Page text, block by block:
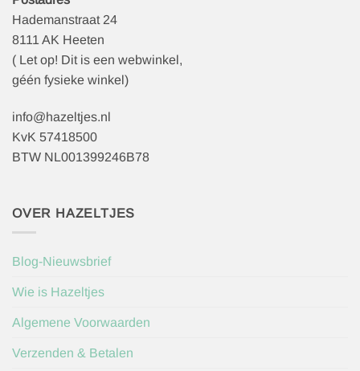
Hademanstraat 24
8111 AK Heeten
( Let op! Dit is een webwinkel,
géén fysieke winkel)
info@hazeltjes.nl
KvK 57418500
BTW NL001399246B78
OVER HAZELTJES
Blog-Nieuwsbrief
Wie is Hazeltjes
Algemene Voorwaarden
Verzenden & Betalen